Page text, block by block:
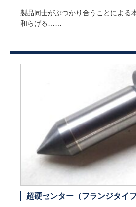
製品同士がぶつかり合うことによる
和らげる……
超硬センター（フランジタイプ